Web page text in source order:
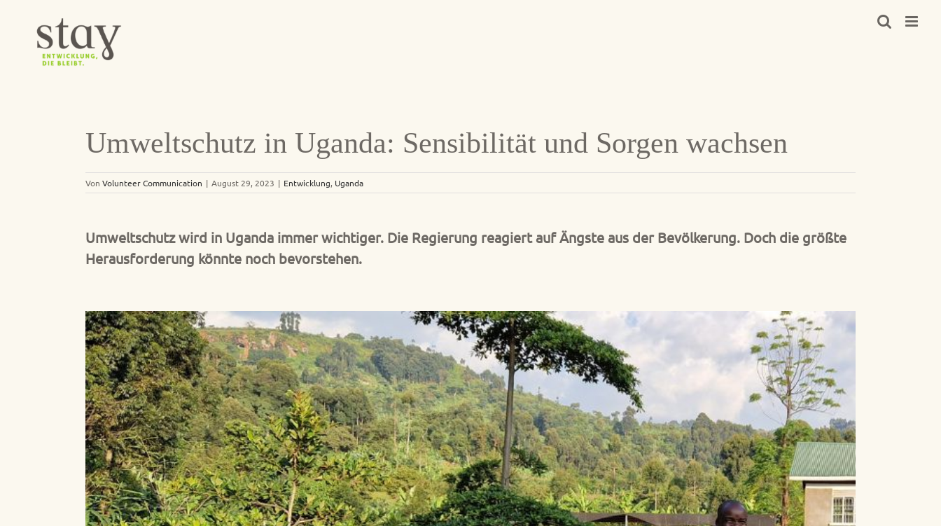
springen
Umweltschutz in Uganda: Sensibilität und Sorgen wachsen
Von Volunteer Communication | August 29, 2023 | Entwicklung, Uganda
Umweltschutz wird in Uganda immer wichtiger. Die Regierung reagiert auf Ängste aus der Bevölkerung. Doch die größte
Herausforderung könnte noch bevorstehen.